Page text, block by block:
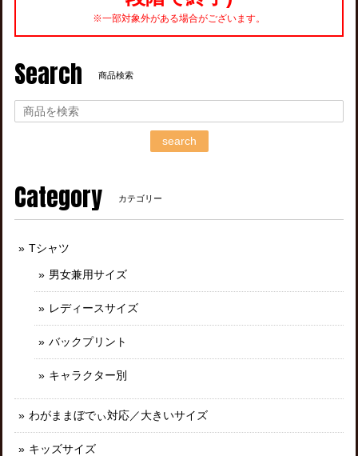
※一部対象外がある場合がございます。
Search 商品検索
search
Category カテゴリー
Tシャツ
男女兼用サイズ
レディースサイズ
バックプリント
キャラクター別
わがままぼでぃ対応／大きいサイズ
キッズサイズ